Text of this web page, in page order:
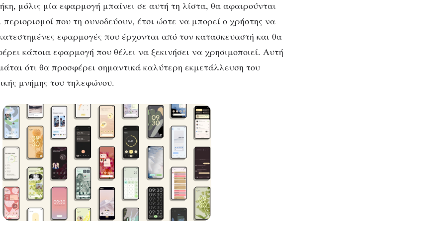
μόλις μία εφαρμογή μπαίνει σε αυτή τη λίστα, θα αφαιρούνται
περιορισμοί που τη συνοδεύουν, έτσι ώστε να μπορεί ο χρήστης να
εφαρμογές που έρχονται από τον κατασκευαστή και θα
κάποια εφαρμογή που θέλει να ξεκινήσει να χρησιμοποιεί. Αυτή
ότι θα προσφέρει σημαντικά καλύτερη εκμετάλλευση του
μνήμης του τηλεφώνου.